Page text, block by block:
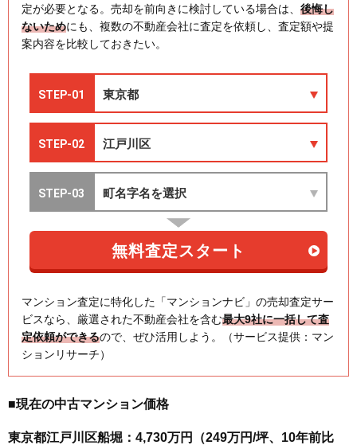
定が必要となる。売却を前向きに検討している場合は、 後悔し
ないためにも、複数の不動産会社に査定を依頼し、査定額や提
案内容を比較しておきたい。
マンション査定に特化した「マンションナビ」の売却査定サー
ビスなら、厳選された不動産会社を含む最大9社に一括して査
定依頼ができるので、ぜひ活用しよう。（サービス提供：マン
ションリサーチ）
■現在の中古マンション価格
東京都江戸川区船堀：4,730万円（249万円/坪、10年前比